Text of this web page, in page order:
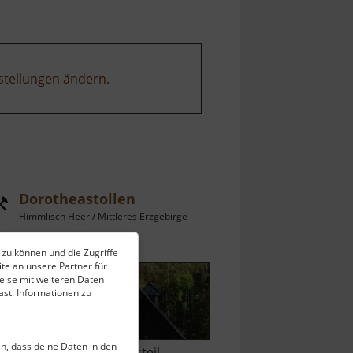
können und die Zugriffe
an unsere Partner für
mit weiteren Daten
Informationen zu
dass deine Daten in den
ändern.
Dorotheastollen
Himmlisch Heer / Mittleres Erzgebirge
vom 12.04.2026 / Zugriffe: 41423
vom aktuellen Standort